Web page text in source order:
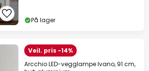
På lager
Veil. pris -14%
Arcchio LED-vegglampe Ivano, 91 cm,